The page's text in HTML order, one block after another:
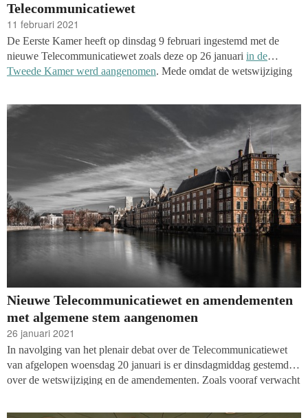
Telecommunicatiewet
11 februari 2021
De Eerste Kamer heeft op dinsdag 9 februari ingestemd met de
nieuwe Telecommunicatiewet zoals deze op 26 januari in de
Tweede Kamer werd aangenomen. Mede omdat de wetswijziging
opt-in systeem is bepaald op 1 juli 2021, maar het zou ook nog
uitgesteld kunnen worden naar 1 januari 2022.
Nieuwe Telecommunicatiewet en amendementen
met algemene stem aangenomen
26 januari 2021
In navolging van het plenair debat over de Telecommunicatiewet
van afgelopen woensdag 20 januari is er dinsdagmiddag gestemd
over de wetswijziging en de amendementen. Zoals vooraf verwacht
betekent dat het plan van Mona Keijzer om een opt-in systeem te